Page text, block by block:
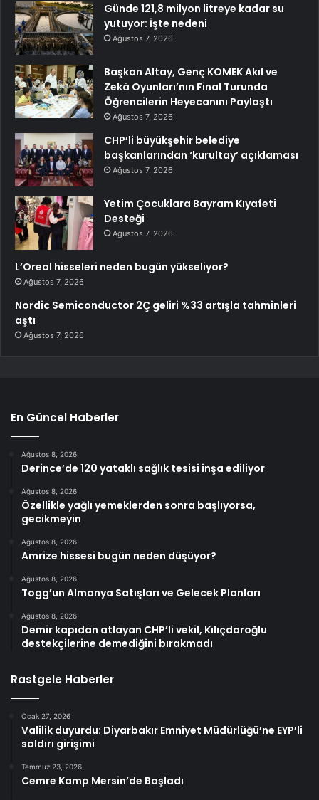
Günde 121,8 milyon litreye kadar su
yutuyor: İşte nedeni
Ağustos 7, 2026
Başkan Altay, Genç KOMEK Akıl ve
Zekâ Oyunları’nın Final Turunda
Öğrencilerin Heyecanını Paylaştı
Ağustos 7, 2026
CHP’li büyükşehir belediye
başkanlarından ‘kurultay’ açıklaması
Ağustos 7, 2026
Yetim Çocuklara Bayram Kıyafeti
Desteği
Ağustos 7, 2026
L’Oreal hisseleri neden bugün yükseliyor?
Ağustos 7, 2026
Nordic Semiconductor 2Ç geliri %33 artışla tahminleri
aştı
Ağustos 7, 2026
En Güncel Haberler
Ağustos 8, 2026
Derince’de 120 yataklı sağlık tesisi inşa ediliyor
Ağustos 8, 2026
Özellikle yağlı yemeklerden sonra başlıyorsa,
gecikmeyin
Ağustos 8, 2026
Amrize hissesi bugün neden düşüyor?
Ağustos 8, 2026
Togg’un Almanya Satışları ve Gelecek Planları
Ağustos 8, 2026
Demir kapıdan atlayan CHP’li vekil, Kılıçdaroğlu
destekçilerine demediğini bırakmadı
Rastgele Haberler
Ocak 27, 2026
Valilik duyurdu: Diyarbakır Emniyet Müdürlüğü’ne EYP’li
saldırı girişimi
Temmuz 23, 2026
Cemre Kamp Mersin’de Başladı